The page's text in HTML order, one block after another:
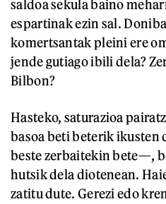
saldoa sekula baino
espartinak ezin sal.
komertsantak pleini ere
jende gutiago ibili dela?
Bilbon?
Hasteko, saturazioa
basoa beti beterik
beste zerbaitekin bete—,
hutsik dela diotenean.
zatitu dute. Gerezi edo